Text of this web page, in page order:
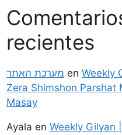
recientes
מערכת האתר en Weekly
Zera Shimshon Parshat
Masay
Ayala en Weekly Gilyan